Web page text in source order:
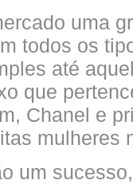
uma
todos os
até
que
Chanel e
mulheres
um